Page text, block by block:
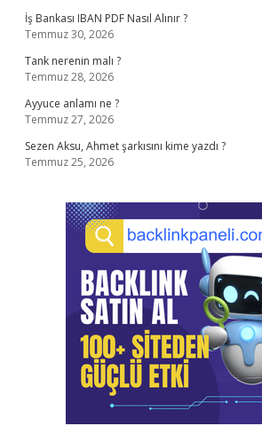
İş Bankası IBAN PDF Nasıl Alınır ?
Temmuz 30, 2026
Tank nerenin malı ?
Temmuz 28, 2026
Ayyuce anlamı ne ?
Temmuz 27, 2026
Sezen Aksu, Ahmet şarkısını kime yazdı ?
Temmuz 25, 2026